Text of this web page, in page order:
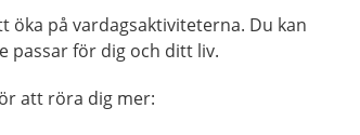
på vardagsaktiviteterna. Du kan
passar för dig och ditt liv.
att röra dig mer: